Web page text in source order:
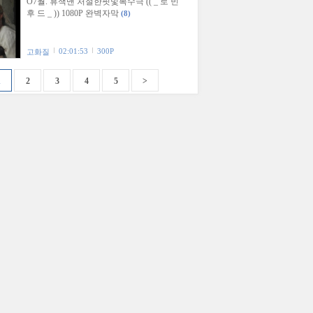
후 드 _ )) 1080P 완벽자막 (8)
고화질 02:01:53 300P
2 3 4 5 >